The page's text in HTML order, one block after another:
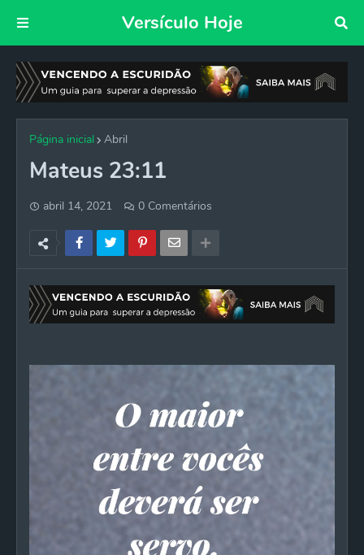
Versículo Hoje
Página inicial Abril
Mateus 23:11
abril 14, 2021 0 Comentários